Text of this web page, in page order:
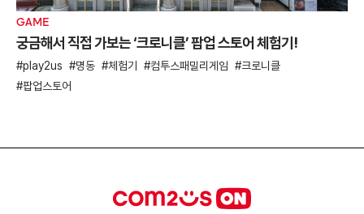
GAME
궁금해서 직접 가보는 ‘크로니클’ 팝업 스토어 체험기!
play2us 명동 체험기 컴투스패밀리게임
크로니클
팝업스토어